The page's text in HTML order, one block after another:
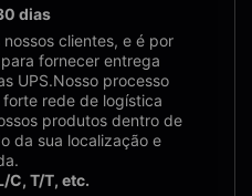
dias
clientes, e é por
fornecer entrega
UPS.Nosso processo
rede de logística
produtos dentro de
da sua localização e
C, T/T, etc.